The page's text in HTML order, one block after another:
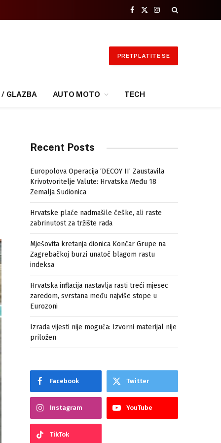
Facebook
X
Instagram
PRETPLATITE SE
/ GLAZBA AUTO MOTO TECH
Recent Posts
Europolova Operacija ‘DECOY II’ Zaustavila
Krivotvoritelje Valute: Hrvatska Među 18
Zemalja Sudionica
Hrvatske plaće nadmašile češke, ali raste
zabrinutost za tržište rada
Mješovita kretanja dionica Končar Grupe na
Zagrebačkoj burzi unatoč blagom rastu
indeksa
Hrvatska inflacija nastavlja rasti treći mjesec
zaredom, svrstana među najviše stope u
Eurozoni
Izrada vijesti nije moguća: Izvorni materijal nije
priložen
Facebook Twitter
Instagram YouTube
TikTok